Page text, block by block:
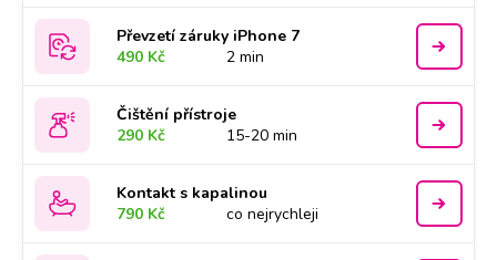
Převzetí záruky iPhone 7
490 Kč
2 min
Čištění přístroje
290 Kč
15-20 min
Kontakt s kapalinou
790 Kč
co nejrychleji